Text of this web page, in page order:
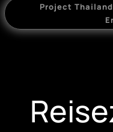
Project